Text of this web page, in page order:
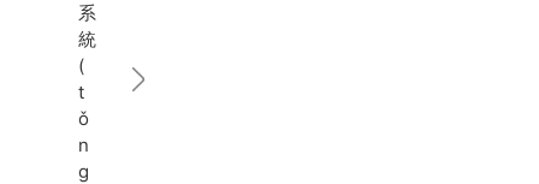
系
統
(
t
ǒ
n
g